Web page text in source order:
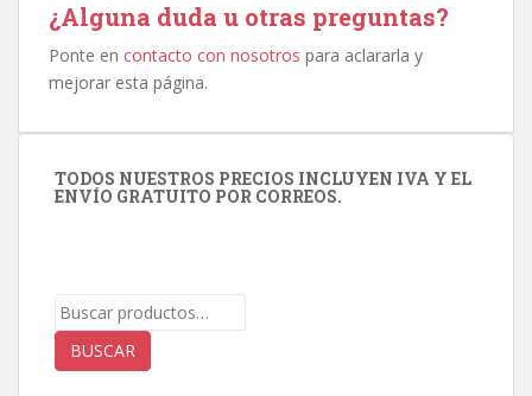
¿Alguna duda u otras preguntas?
Ponte en contacto con nosotros para aclararla y
mejorar esta página.
TODOS NUESTROS PRECIOS INCLUYEN IVA Y EL
ENVÍO GRATUITO POR CORREOS.
Buscar
por:
BUSCAR